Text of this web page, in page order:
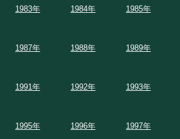
1983年 1984年 1985年
1987年 1988年 1989年
1991年 1992年 1993年
1995年 1996年 1997年